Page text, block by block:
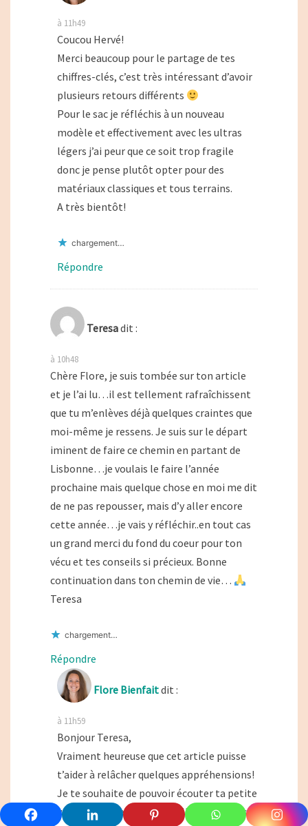
à 11h49
Coucou Hervé!
Merci beaucoup pour le partage de tes
chiffres-clés, c’est très intéressant d’avoir
plusieurs retours différents
Pour le sac je réfléchis à un nouveau
modèle et effectivement avec les ultras
légers j’ai peur que ce soit trop fragile
donc je pense plutôt opter pour des
matériaux classiques et tous terrains.
A très bientôt!
chargement…
Répondre
Teresadit :
à 10h48
Chère Flore, je suis tombée sur ton article
et je l’ai lu…il est tellement rafraîchissent
que tu m’enlèves déjà quelques craintes que
moi-même je ressens. Je suis sur le départ
iminent de faire ce chemin en partant de
Lisbonne…je voulais le faire l’année
prochaine mais quelque chose en moi me dit
de ne pas repousser, mais d’y aller encore
cette année…je vais y réfléchir..en tout cas
un grand merci du fond du coeur pour ton
vécu et tes conseils si précieux. Bonne
continuation dans ton chemin de vie…
Teresa
chargement…
Répondre
Flore Bienfaitdit :
à 11h59
Bonjour Teresa,
Vraiment heureuse que cet article puisse
t’aider à relâcher quelques appréhensions!
Je te souhaite de pouvoir écouter ta petite
voix intérieure et d’oser y aller quand c’est